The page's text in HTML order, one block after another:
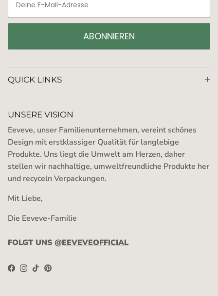
ABONNIEREN
QUICK LINKS
UNSERE VISION
Eeveve, unser Familienunternehmen, vereint schönes
Design mit erstklassiger Qualität für langlebige
Produkte. Uns liegt die Umwelt am Herzen, daher
stellen wir nachhaltige, umweltfreundliche Produkte her
und recyceln Verpackungen.
Mit Liebe,
Die Eeveve-Familie
FOLGT UNS @EEVEVEOFFICIAL
Facebook
Instagram
TikTokPinterest